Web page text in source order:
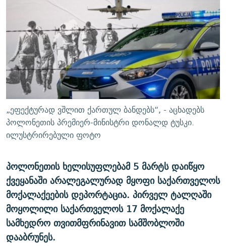
ᲛᲝᲚᲐᲞᲐᲠᲐᲙᲔ ᲢᲔᲥᲡᲢᲔᲑᲘ
ᲨᲘᲜ - ᲣᲪᲮᲝᲔᲗᲨᲘ
ᲚᲘᲢᲔᲠᲐᲢᲣᲠᲣᲚᲘ ᲬᲐᲮᲜᲐᲒᲔᲑᲘ
ᲐᲛᲔᲠᲘᲙᲣᲚᲘ ᲛᲝᲗᲮᲠᲝᲑᲐ
ᲘᲛᲞᲔᲠᲘᲐ ᲓᲐ ᲠᲐᲓᲘᲝ
ᲩᲔᲛᲘ ᲡᲘᲙᲕᲓᲘᲚᲘᲡ ᲛᲘᲖᲔᲖᲘᲐ COVID-19
11 ᲬᲔᲚᲘ - 11 ᲐᲛᲑᲐᲕᲘ
ᲡᲐᲞᲐᲠᲚᲐᲛᲔᲜᲢᲝ ᲐᲠᲩᲔᲕᲜᲔᲑᲘᲡ ᲘᲡᲢᲝᲠᲘᲐ
ᲑᲐᲕᲨᲕᲔᲑᲘ ᲞᲠᲝᲡᲢᲘᲢᲣᲪᲘᲐᲨᲘ - ᲐᲛᲝᲣᲗᲥᲛᲔᲚᲘ ᲐᲛᲑᲐᲕᲘ
5 ᲐᲛᲑᲐᲕᲘ - 20 ᲘᲕᲜᲘᲡᲡ ᲓᲐᲨᲐᲕᲔᲑᲣᲚᲔᲑᲘ
ᲐᲒᲕᲘᲡᲢᲝᲡ ᲝᲛᲘ
ПРИВЕТ ᲙᲣᲚᲢᲣᲠᲐ
რთე/რთ-ის ყველა საიტი
„ეფექტურად ვშლით ქართულ ბანდებს“, - აცხადებს
პოლონეთის პრემიერ-მინისტრი დონალდ ტუსკი.
ილუსტრირებული ფოტო
პოლონეთის ხელისუფლებამ 5 მარტს დაიწყო
ქვეყანაში არალეგალურად მყოფი საქართველოს
მოქალაქეების დეპორტაცია. პირველ ტალღაში
მოყოლილი საქართველოს 17 მოქალაქე
სამხედრო თვითმფრინავით სამშობლოში
დააბრუნეს.